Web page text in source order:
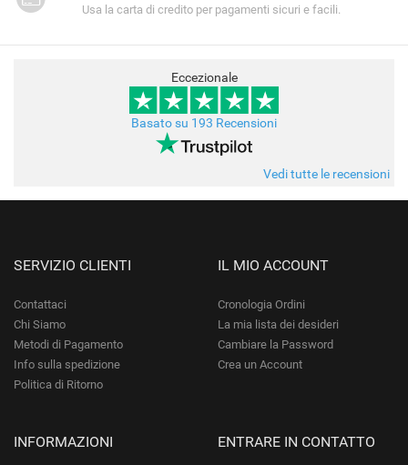
Usa la carta di credito per pagamenti sicuri e facili.
Eccezionale
Basato su 193 Recensioni
Vedi tutte le recensioni
SERVIZIO CLIENTI
Contattaci
Chi Siamo
Metodi di Pagamento
Info sulla spedizione
Politica di Ritorno
IL MIO ACCOUNT
Cronologia Ordini
La mia lista dei desideri
Cambiare la Password
Crea un Account
INFORMAZIONI ENTRARE IN CONTATTO